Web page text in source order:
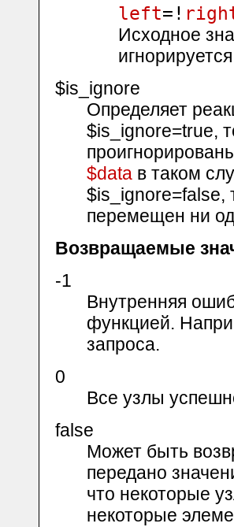
left=!
Исходное
$is_ignore
Определяет
$is_ignore=true,
$data в таком
$is_ignore=false,
перемещен ни
Возвращаемые
-1
Внутренняя
функцией.
запроса.
0
Все узлы
false
Может быть
передано
что некоторые
некоторые